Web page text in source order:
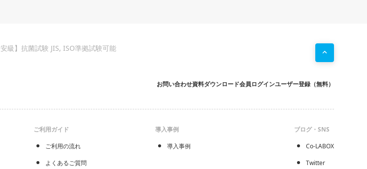
安級】抗菌試験 JIS, ISO準拠試験可能
お問い合わせ資料ダウンロード会員ログインユーザー登録（無料）
ご利用ガイド
ご利用の流れ
よくあるご質問
導入事例
導入事例
ブログ・SNS
Co-LABOX
Twitter